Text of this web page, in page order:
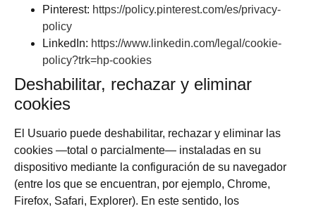
Pinterest: https://policy.pinterest.com/es/privacy-
policy
LinkedIn: https://www.linkedin.com/legal/cookie-
policy?trk=hp-cookies
Deshabilitar, rechazar y eliminar
cookies
El Usuario puede deshabilitar, rechazar y eliminar las
cookies —total o parcialmente— instaladas en su
dispositivo mediante la configuración de su navegador
(entre los que se encuentran, por ejemplo, Chrome,
Firefox, Safari, Explorer). En este sentido, los